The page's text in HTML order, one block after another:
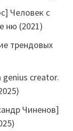
Человек с
ню (2021)
трендовых
creator.
Чиненов]